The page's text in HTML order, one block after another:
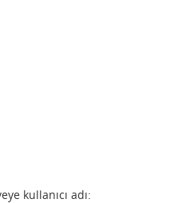
kullanıcı adı: